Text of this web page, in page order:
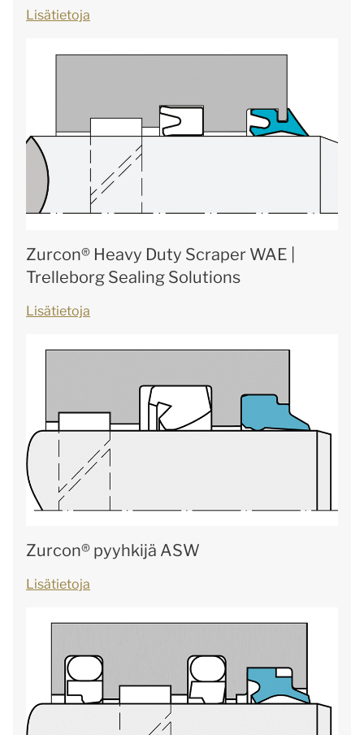
Lisätietoja
Zurcon® Heavy Duty Scraper WAE |
Trelleborg Sealing Solutions
Lisätietoja
Zurcon® pyyhkijä ASW
Lisätietoja